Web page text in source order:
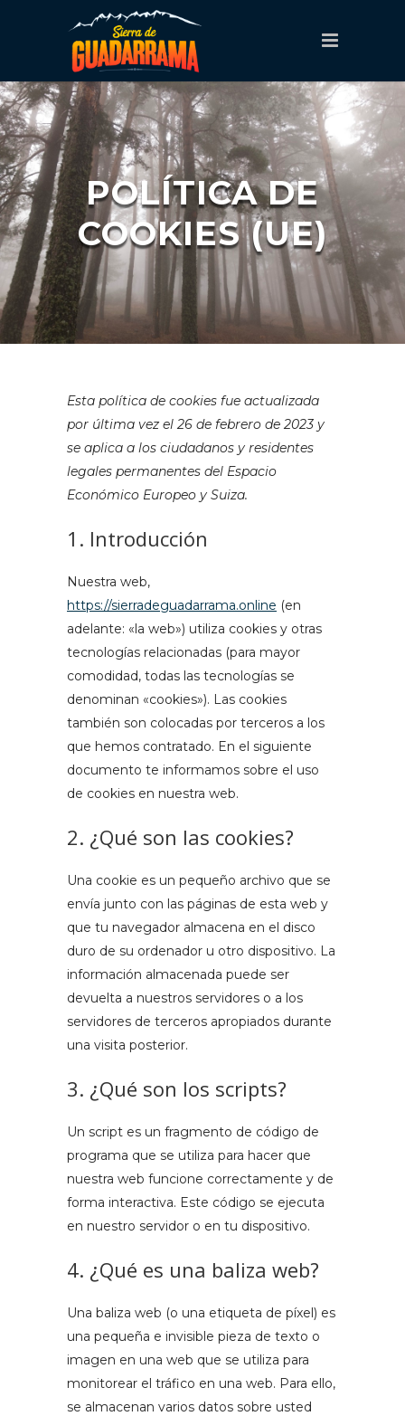
POLÍTICA DE
COOKIES (UE)
Esta política de cookies fue actualizada
por última vez el 26 de febrero de 2023 y
se aplica a los ciudadanos y residentes
legales permanentes del Espacio
Económico Europeo y Suiza.
1. Introducción
Nuestra web,
https://sierradeguadarrama.online (en
adelante: «la web») utiliza cookies y otras
tecnologías relacionadas (para mayor
comodidad, todas las tecnologías se
denominan «cookies»). Las cookies
también son colocadas por terceros a los
que hemos contratado. En el siguiente
documento te informamos sobre el uso
de cookies en nuestra web.
2. ¿Qué son las cookies?
Una cookie es un pequeño archivo que se
envía junto con las páginas de esta web y
que tu navegador almacena en el disco
duro de su ordenador u otro dispositivo. La
información almacenada puede ser
devuelta a nuestros servidores o a los
servidores de terceros apropiados durante
una visita posterior.
3. ¿Qué son los scripts?
Un script es un fragmento de código de
programa que se utiliza para hacer que
nuestra web funcione correctamente y de
forma interactiva. Este código se ejecuta
en nuestro servidor o en tu dispositivo.
4. ¿Qué es una baliza web?
Una baliza web (o una etiqueta de píxel) es
una pequeña e invisible pieza de texto o
imagen en una web que se utiliza para
monitorear el tráfico en una web. Para ello,
se almacenan varios datos sobre usted